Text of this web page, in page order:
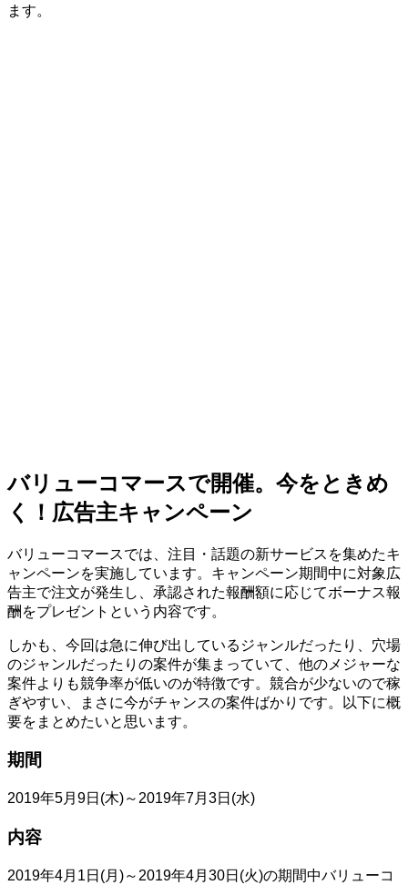
ます。
バリューコマースで開催。今をときめ
く！広告主キャンペーン
バリューコマースでは、注目・話題の新サービスを集めたキ
ャンペーンを実施しています。キャンペーン期間中に対象広
告主で注文が発生し、承認された報酬額に応じてボーナス報
酬をプレゼントという内容です。
しかも、今回は急に伸び出しているジャンルだったり、穴場
のジャンルだったりの案件が集まっていて、他のメジャーな
案件よりも競争率が低いのが特徴です。競合が少ないので稼
ぎやすい、まさに今がチャンスの案件ばかりです。以下に概
要をまとめたいと思います。
期間
2019年5月9日(木)～2019年7月3日(水)
内容
2019年4月1日(月)～2019年4月30日(火)の期間中バリューコ